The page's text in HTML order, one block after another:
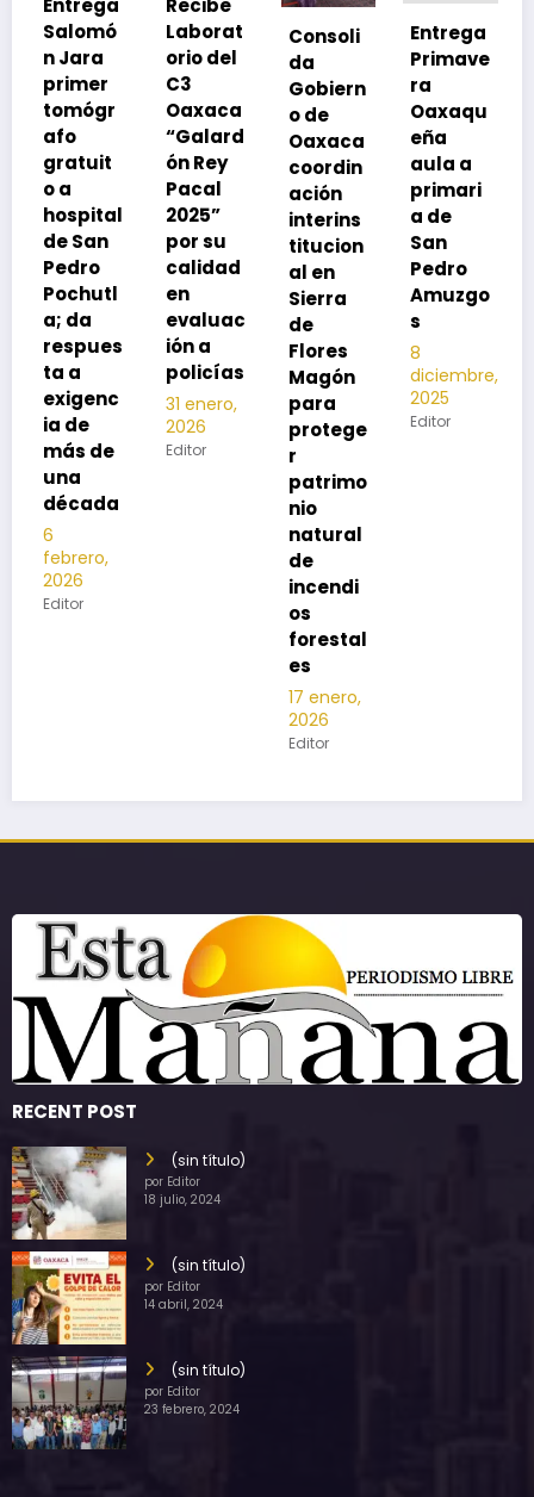
Recibe
Laborat
orio del
C3
Oaxaca
“Galard
ón Rey
Pacal
2025”
por su
calidad
en
evaluac
ión a
policías
31 enero,
2026
Editor
Consoli
da
Gobiern
o de
Oaxaca
coordin
ación
interins
titucion
al en
Sierra
de
Flores
Magón
para
protege
r
Entrega
Primave
ra
Oaxaqu
eña
aula a
primari
a de
San
Pedro
Amuzgo
s
8
diciembre,
2025
Editor
Exhorta
SSO a
vacuna
rse de
neumoc
oco
para
preveni
r la
neumon
ía
2025
Editor
RECENT POST
(sin título)
por Editor
18 julio, 2024
(sin título)
por Editor
14 abril, 2024
(sin título)
por Editor
23 febrero, 2024